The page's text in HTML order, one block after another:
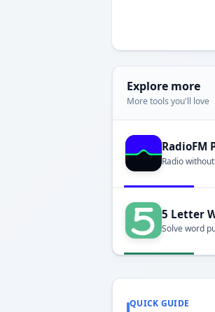
Explore more
More tools you'll love
RadioFM
Radio
5 Letter
Solve word
QUICK GUIDE